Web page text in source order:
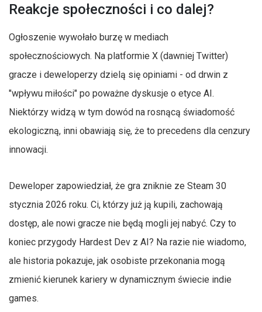
Reakcje społeczności i co dalej?
Ogłoszenie wywołało burzę w mediach
społecznościowych. Na platformie X (dawniej Twitter)
gracze i deweloperzy dzielą się opiniami - od drwin z
"wpływu miłości" po poważne dyskusje o etyce AI.
Niektórzy widzą w tym dowód na rosnącą świadomość
ekologiczną, inni obawiają się, że to precedens dla cenzury
innowacji.
Deweloper zapowiedział, że gra zniknie ze Steam 30
stycznia 2026 roku. Ci, którzy już ją kupili, zachowają
dostęp, ale nowi gracze nie będą mogli jej nabyć. Czy to
koniec przygody Hardest Dev z AI? Na razie nie wiadomo,
ale historia pokazuje, jak osobiste przekonania mogą
zmienić kierunek kariery w dynamicznym świecie indie
games.